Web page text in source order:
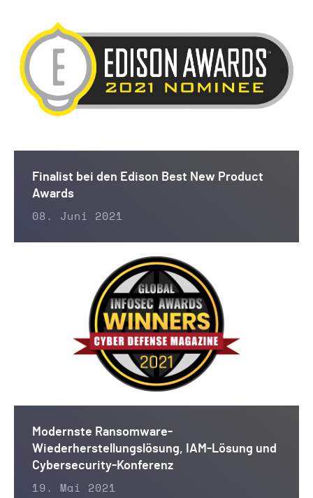
Finalist bei den Edison Best New Product
Awards
08. Juni 2021
Modernste Ransomware-
Wiederherstellungslösung, IAM-Lösung und
Cybersecurity-Konferenz
19. Mai 2021